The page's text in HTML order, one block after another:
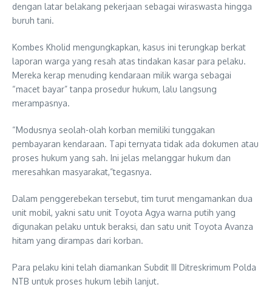
dengan latar belakang pekerjaan sebagai wiraswasta hingga
buruh tani.
Kombes Kholid mengungkapkan, kasus ini terungkap berkat
laporan warga yang resah atas tindakan kasar para pelaku.
Mereka kerap menuding kendaraan milik warga sebagai
“macet bayar” tanpa prosedur hukum, lalu langsung
merampasnya.
“Modusnya seolah-olah korban memiliki tunggakan
pembayaran kendaraan. Tapi ternyata tidak ada dokumen atau
proses hukum yang sah. Ini jelas melanggar hukum dan
meresahkan masyarakat,”tegasnya.
Dalam penggerebekan tersebut, tim turut mengamankan dua
unit mobil, yakni satu unit Toyota Agya warna putih yang
digunakan pelaku untuk beraksi, dan satu unit Toyota Avanza
hitam yang dirampas dari korban.
Para pelaku kini telah diamankan Subdit III Ditreskrimum Polda
NTB untuk proses hukum lebih lanjut.